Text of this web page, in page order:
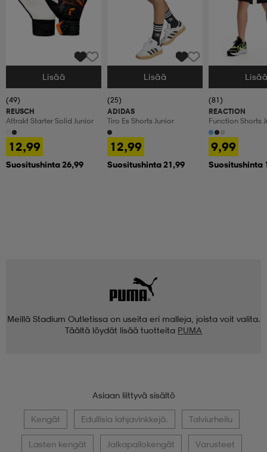
Valitse Koko
Lisää
(49)
REUSCH
Attrakt Starter Solid Junior
12,99
Suositushinta 26,99
Valitse Koko
Lisää
(25)
ADIDAS
Tiro Es Shorts Junior
12,99
Suositushinta 21,99
Valitse Koko
(81)
REACTION
Function Shorts
9,99
Suositushinta
Meillä Stadium Outletissa on useita eri malleja, joista voit valita.
Täältä löydät lisää tuotteita PUMA
Asiaan liittyvä sisältö
Kengät Edullisia lahjavinkkejä. Talviurheilu
Lasten kengät Jalkapallokengät Varusteet